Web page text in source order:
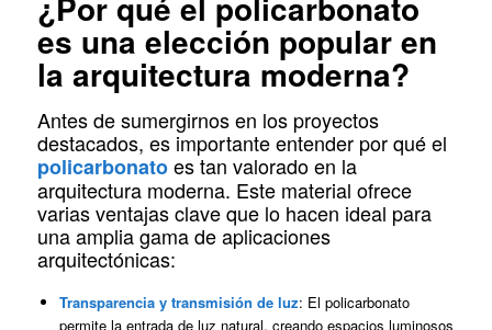
es una elección popular en
la arquitectura moderna?
Antes de sumergirnos en los proyectos
destacados, es importante entender por qué el
policarbonatoes tan valorado en la
arquitectura moderna. Este material ofrece
varias ventajas clave que lo hacen ideal para
una amplia gama de aplicaciones
arquitectónicas:
Transparencia y transmisión de luz: El policarbonato
permite la entrada de luz natural, creando espacios luminosos